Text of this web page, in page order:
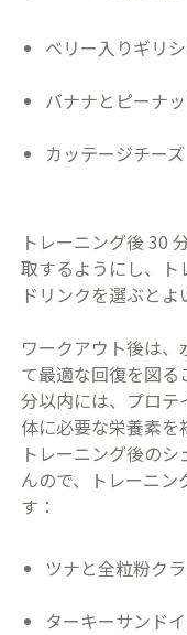
ベリー入りギリ
バナナとピーナ
カッテージチーズ
トレーニング後 30
取するようにし、
ドリンクを選ぶとよ
ワークアウト後は
て最適な回復を図る
分以内には、プロテ
体に必要な栄養素を
トレーニング後の
んので、トレーニン
す：
ツナと全粒粉ク
ターキーサンド